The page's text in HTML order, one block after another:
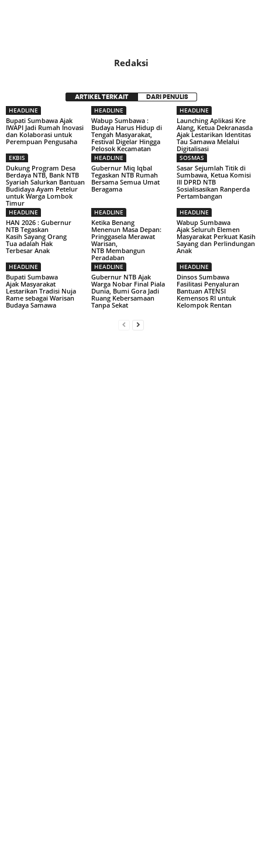
Redaksi
ARTIKEL TERKAIT DARI PENULIS
HEADLINE
Bupati Sumbawa Ajak
IWAPI Jadi Rumah Inovasi
dan Kolaborasi untuk
Perempuan Pengusaha
HEADLINE
Wabup Sumbawa :
Budaya Harus Hidup di
Tengah Masyarakat,
Festival Digelar Hingga
Pelosok Kecamatan
HEADLINE
Launching Aplikasi Kre
Alang, Ketua Dekranasda
Ajak Lestarikan Identitas
Tau Samawa Melalui
Digitalisasi
EKBIS
Dukung Program Desa
Berdaya NTB, Bank NTB
Syariah Salurkan Bantuan
Budidaya Ayam Petelur
untuk Warga Lombok
Timur
HEADLINE
Gubernur Miq Iqbal
Tegaskan NTB Rumah
Bersama Semua Umat
Beragama
SOSMAS
Sasar Sejumlah Titik di
Sumbawa, Ketua Komisi
III DPRD NTB
Sosialisasikan Ranperda
Pertambangan
HEADLINE
HAN 2026 : Gubernur
NTB Tegaskan
Kasih Sayang Orang
Tua adalah Hak
Terbesar Anak
HEADLINE
Ketika Benang
Menenun Masa Depan:
Pringgasela Merawat
Warisan,
NTB Membangun
Peradaban
HEADLINE
Wabup Sumbawa
Ajak Seluruh Elemen
Masyarakat Perkuat Kasih
Sayang dan Perlindungan
Anak
HEADLINE
Bupati Sumbawa
Ajak Masyarakat
Lestarikan Tradisi Nuja
Rame sebagai Warisan
Budaya Samawa
HEADLINE
Gubernur NTB Ajak
Warga Nobar Final Piala
Dunia, Bumi Gora Jadi
Ruang Kebersamaan
Tanpa Sekat
HEADLINE
Dinsos Sumbawa
Fasilitasi Penyaluran
Bantuan ATENSI
Kemensos RI untuk
Kelompok Rentan